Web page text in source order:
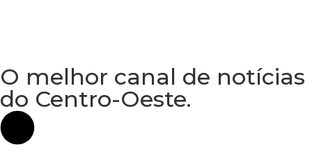
O melhor canal de notícias
do Centro-Oeste.